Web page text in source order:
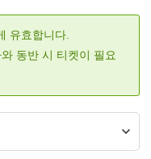
유효합니다.
동반 시 티켓이 필요